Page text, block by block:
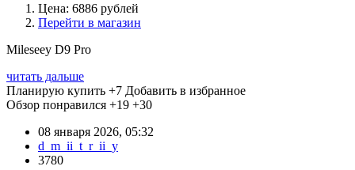
Цена: 6886 рублей
Перейти в магазин
Mileseey D9 Pro
читать дальше
Планирую купить +7 Добавить в избранное
Обзор понравился +19 +30
08 января 2026, 05:32
d_m_ii_t_r_ii_y
3780